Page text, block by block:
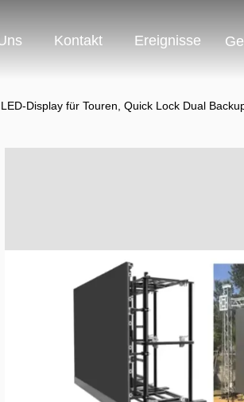
Kontakt Ereignisse
Display für Touren, Quick Lock Dual